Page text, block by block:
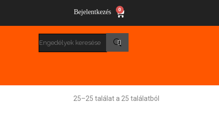
Bejelentkezés 0
25–25 találat a 25 találatból